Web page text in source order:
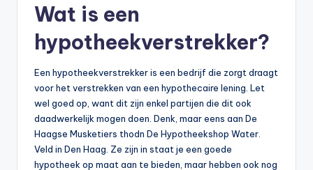
Wat is een
hypotheekverstrekker?
Een hypotheekverstrekker is een bedrijf die zorgt draagt
voor het verstrekken van een hypothecaire lening. Let
wel goed op, want dit zijn enkel partijen die dit ook
daadwerkelijk mogen doen. Denk, maar eens aan De
Haagse Musketiers thodn De Hypotheekshop Water.
Veld in Den Haag. Ze zijn in staat je een goede
hypotheek op maat aan te bieden, maar hebben ook nog